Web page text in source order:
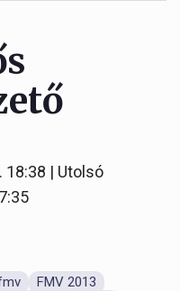
18:38 | Utolsó
FMV 2013